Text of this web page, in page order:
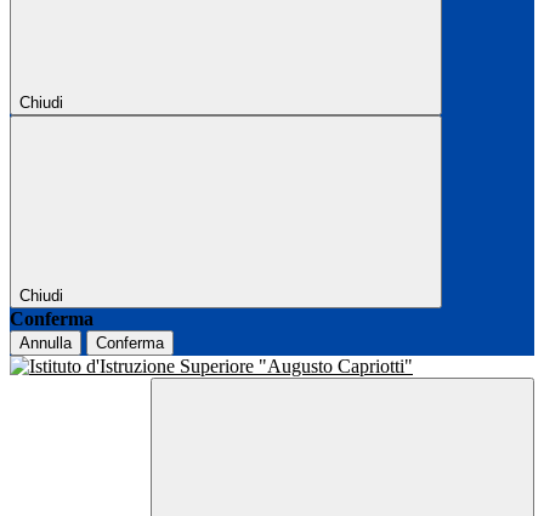
Chiudi
Chiudi
Conferma
Annulla Conferma